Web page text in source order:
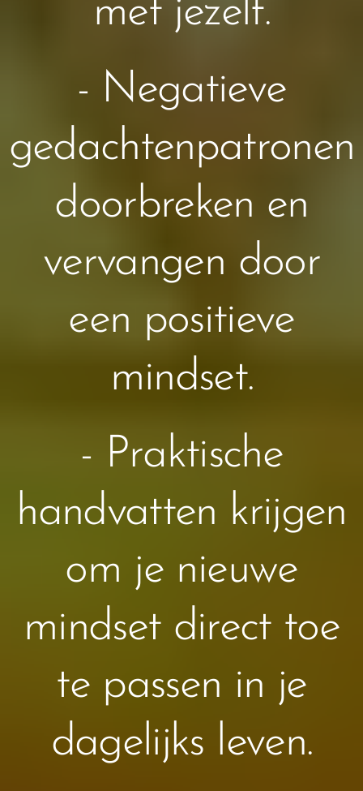
met jezelf.
- Negatieve
gedachtenpatronen
doorbreken en
vervangen door
een positieve
mindset.
- Praktische
handvatten krijgen
om je nieuwe
mindset direct toe
te passen in je
dagelijks leven.